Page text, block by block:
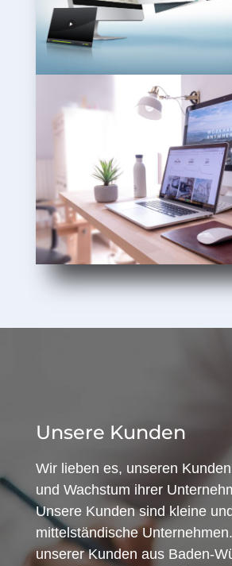
Unsere Kunden
Wir lieben es, unseren
und Wachstum ihrer
Unsere Kunden sind kleine
mittelständische
unserer Kunden aus Baden-